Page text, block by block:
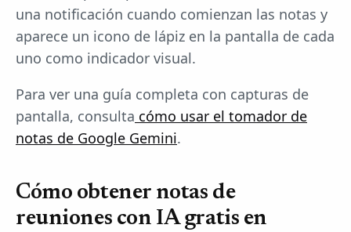
una notificación cuando comienzan las notas y
aparece un icono de lápiz en la pantalla de cada
uno como indicador visual.
Para ver una guía completa con capturas de
pantalla, consulta cómo usar el tomador de
notas de Google Gemini.
Cómo obtener notas de
reuniones con IA gratis en